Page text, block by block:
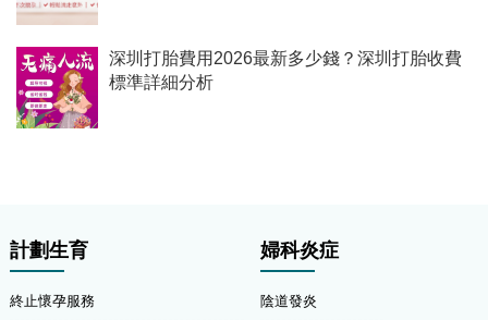
深圳打胎費用2026最新多少錢？深圳打胎收費
標準詳細分析
計劃生育
終止懷孕服務
婦科炎症
陰道發炎